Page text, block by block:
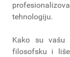
tehnologiju.
Kako su vašu
filosofsku i